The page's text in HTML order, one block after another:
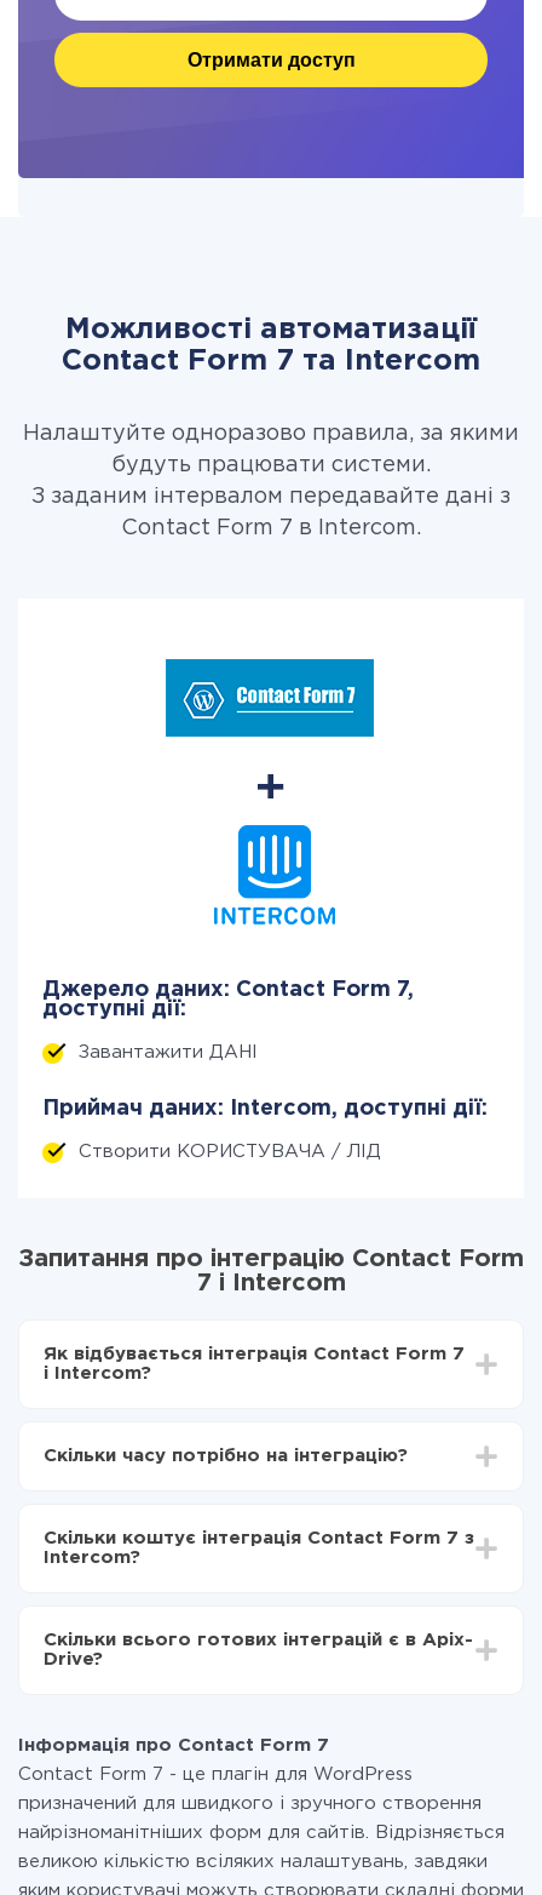
Отримати доступ
Можливості автоматизації
Contact Form 7 та Intercom
Налаштуйте одноразово правила, за якими
будуть працювати системи.
З заданим інтервалом передавайте дані з
Contact Form 7 в Intercom.
Джерело даних: Contact Form 7,
доступні дії:
Завантажити ДАНІ
Приймач даних: Intercom, доступні дії:
Створити КОРИСТУВАЧА / ЛІД
Запитання про інтеграцію Contact Form
7 і Intercom
Як відбувається інтеграція Contact Form 7
і Intercom?
Вибираєте які дані передавати з Contact Form 7 в
Тепер дані будуть автоматично передаватися з
Contact Form 7 в Intercom
Скільки часу потрібно на інтеграцію?
становити від 5-ти до 30-хвилин. У середньому
налаштування займає 10-15 хвилин.
Скільки коштує інтеграція Contact Form 7 з
Intercom?
Ви оплачуєте лише кількість даних, які за фактом
передаються з однієї вашої системи в іншу через
при необхідності. Детальніше про
Скільки всього готових інтеграцій є в Apix-
Drive?
Інформація про Contact Form 7
Contact Form 7 - це плагін для WordPress
призначений для швидкого і зручного створення
найрізноманітніших форм для сайтів. Відрізняється
великою кількістю всіляких налаштувань, завдяки
яким користувачі можуть створювати складні форми